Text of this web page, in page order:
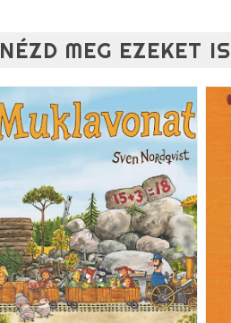
NÉZD MEG EZEKET IS